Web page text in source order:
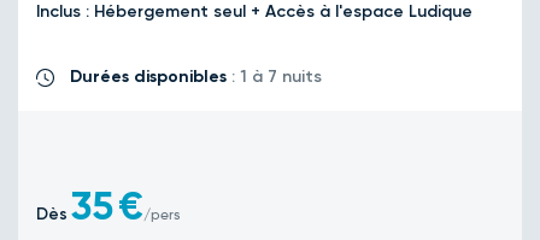
Inclus : Hébergement seul + Accès à l'espace Ludique
Durées disponibles : 1 à 7 nuits
Dès 35€/pers